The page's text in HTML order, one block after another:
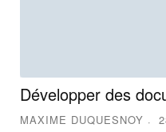
Développer des
MAXIME DUQUESNOY